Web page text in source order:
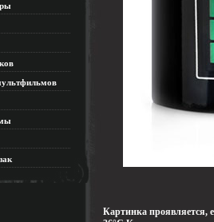
Картинка проявляется,